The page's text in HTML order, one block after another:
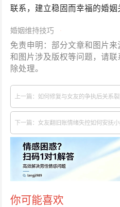
联系，建立稳固而幸福的婚姻
婚姻维持技巧
免责申明：部分文章和图片
和图片涉及版权等问题，请联
除处理。
上一篇：如何修复与女友的争执后关系
下一篇：女友翻旧账情绪失控如何安抚
你可能喜欢